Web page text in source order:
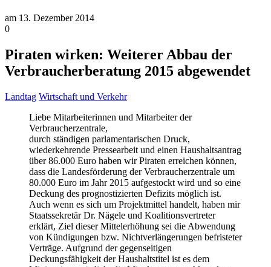
am 13. Dezember 2014
0
Piraten wirken: Weiterer Abbau der
Verbraucherberatung 2015 abgewendet
Landtag Wirtschaft und Verkehr
Liebe Mitarbeiterinnen und Mitarbeiter der
Verbraucherzentrale,
durch ständigen parlamentarischen Druck,
wiederkehrende Pressearbeit und einen Haushaltsantrag
über 86.000 Euro haben wir Piraten erreichen können,
dass die Landesförderung der Verbraucherzentrale um
80.000 Euro im Jahr 2015 aufgestockt wird und so eine
Deckung des prognostizierten Defizits möglich ist.
Auch wenn es sich um Projektmittel handelt, haben mir
Staatssekretär Dr. Nägele und Koalitionsvertreter
erklärt, Ziel dieser Mittelerhöhung sei die Abwendung
von Kündigungen bzw. Nichtverlängerungen befristeter
Verträge. Aufgrund der gegenseitigen
Deckungsfähigkeit der Haushaltstitel ist es dem